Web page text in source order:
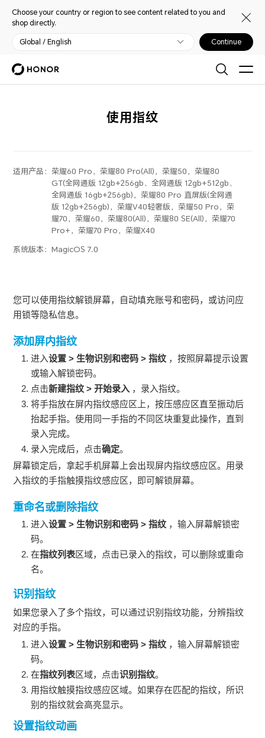
Choose your country or region to see content related to you and
shop directly.
Global / English Continue
使用指纹
适用产品： 荣耀60 Pro，荣耀80 Pro(All)，荣耀50，荣耀80
GT(全网通版 12gb+256gb、全网通版 12gb+512gb、
全网通版 16gb+256gb)，荣耀80 Pro 直屏版(全网通
版 12gb+256gb)，荣耀V40轻奢版，荣耀50 Pro，荣
耀70，荣耀60，荣耀80(All)，荣耀80 SE(All)，荣耀70
Pro+，荣耀70 Pro，荣耀X40
系统版本：MagicOS 7.0
您可以使用指纹解锁屏幕，自动填充账号和密码，或访问应
用锁等隐私信息。
添加屏内指纹
进入设置 > 生物识别和密码 >指纹 ，按照屏幕提示设置
或输入解锁密码。
点击新建指纹 >开始录入 ，录入指纹。
将手指放在屏内指纹感应区上，按压感应区直至振动后
抬起手指。使用同一手指的不同区块重复此操作，直到
录入完成。
录入完成后，点击确定。
屏幕锁定后，拿起手机屏幕上会出现屏内指纹感应区。用录
入指纹的手指触摸指纹感应区，即可解锁屏幕。
重命名或删除指纹
进入设置 > 生物识别和密码 >指纹 ，输入屏幕解锁密
码。
在指纹列表区域，点击已录入的指纹，可以删除或重命
名。
识别指纹
如果您录入了多个指纹，可以通过识别指纹功能，分辨指纹
对应的手指。
进入设置 > 生物识别和密码 >指纹 ，输入屏幕解锁密
码。
在指纹列表区域，点击识别指纹。
用指纹触摸指纹感应区域。如果存在匹配的指纹，所识
别的指纹就会高亮显示。
设置指纹动画